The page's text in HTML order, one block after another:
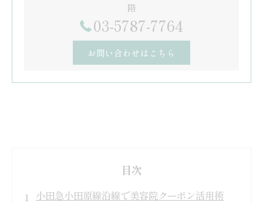
階
03-5787-7764
お問い合わせはこちら
目次
小田急小田原線沿線で美容院クーポン活用術